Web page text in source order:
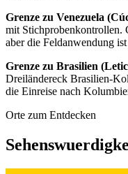
Grenze zu Venezuela
mit Stichprobenkontrollen.
aber die Feldanwendung
Grenze zu Brasilien
Dreiländereck Brasilien-
die Einreise nach
Orte zum Entdecken